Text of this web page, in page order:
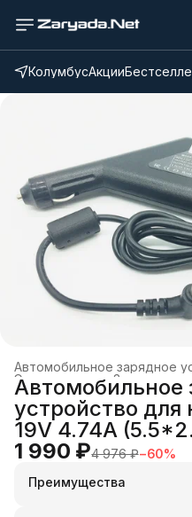
КолумбусАкции
Автомобильное зарядное
Зарядные
Электроника
›
Главная ›
Автомобильное
устройство для
19V 4.74A
1 990 ₽4 976 ₽−60%
Преимущества
Оплата частями в Сплит